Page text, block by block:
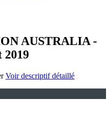
AUSTRALIA -
2019
Voir descriptif détaillé